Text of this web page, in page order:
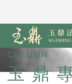
COLUMN
玉鼎